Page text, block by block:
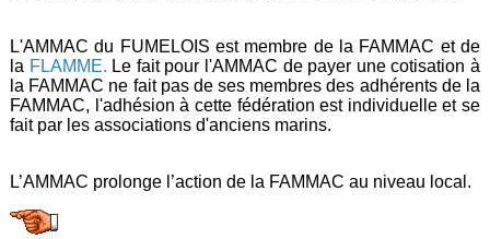
L'AMMAC du FUMELOIS est membre de la FAMMAC et de
la FLAMME. Le fait pour l'AMMAC de payer une cotisation à
la FAMMAC ne fait pas de ses membres des adhérents de la
FAMMAC, l'adhésion à cette fédération est individuelle et se
fait par les associations d'anciens marins.
L’AMMAC prolonge l’action de la FAMMAC au niveau local.